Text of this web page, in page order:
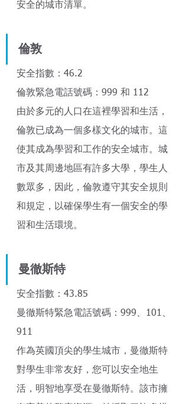
安全的城市清單。
倫敦
安全指數：46.2
倫敦緊急電話號碼：999 和 112
由於多元的人口在這裡學習和生活，
倫敦已成為一個多樣文化的城市。這
使其成為學習和工作的安全城市。城
市及其周邊地區有許多大學，學生人
數眾多，因此，倫敦遵守其安全規則
和規定，以確保學生有一個安全的學
習和生活環境。
曼徹斯特
安全指數：43.85
曼徹斯特緊急電話號碼：999、101、
911
作為英國頂尖的學生城市，曼徹斯特
對學生非常友好，您可以安全地生
活，明智地享受在曼徹斯特。該市擁